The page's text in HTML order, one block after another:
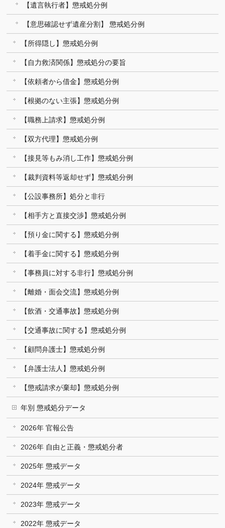
【遺言執行者】懲戒処分例
【意思確認せず遺産分割】 懲戒処分例
【所得隠し】懲戒処分例
【自力救済関係】懲戒処分の要旨
【依頼者から借金】懲戒処分例
【根拠のない主張】懲戒処分例
【職務上請求】懲戒処分例
【双方代理】懲戒処分例
【接見等もみ消し工作】懲戒処分例
【裁判資料等返却せず】懲戒処分例
【公設事務所】処分と非行
【相手方と直接交渉】懲戒処分例
【預り金に関する】懲戒処分例
【着手金に関する】懲戒処分例
【事務員に対する非行】懲戒処分例
【離婚・面会交流】懲戒処分例
【飲酒・交通事故】懲戒処分例
【交通事故に関する】懲戒処分例
【顧問弁護士】懲戒処分例
【弁護士法人】懲戒処分例
【懲戒請求が棄却】懲戒処分例
年別 懲戒処分データ
2026年 官報公告
2026年 自由と正義・懲戒処分者
2025年 懲戒データ
2024年 懲戒データ
2023年 懲戒データ
2022年 懲戒データ